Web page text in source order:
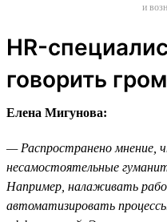
и
HR-
говорить
Елена Мигунова:
— Распространено мнение,
несамостоятельные
Например, налаживать
автоматизировать